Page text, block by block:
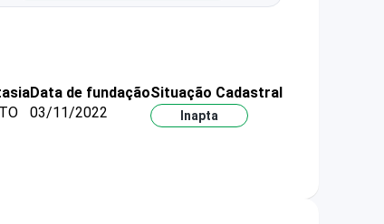
Data de fundação
03/11/2022
Situação Cadastral
Inapta